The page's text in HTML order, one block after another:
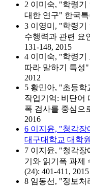
2 이미숙, "학령기
대한 연구" 한국특
3 이영미, "학령기
수행력과 관련 요
131-148, 2015
4 이미숙, "학령기
따라 말하기 특성
2012
5 황민아, "초등학
작업기억: 비단어
폭 검사를 중심으
2016
6 이지윤, "청각장
대구대학교 대학
7 이지윤, "청각
기와 읽기폭 과제
(24): 401-411, 2015
8 임동선, "정보처